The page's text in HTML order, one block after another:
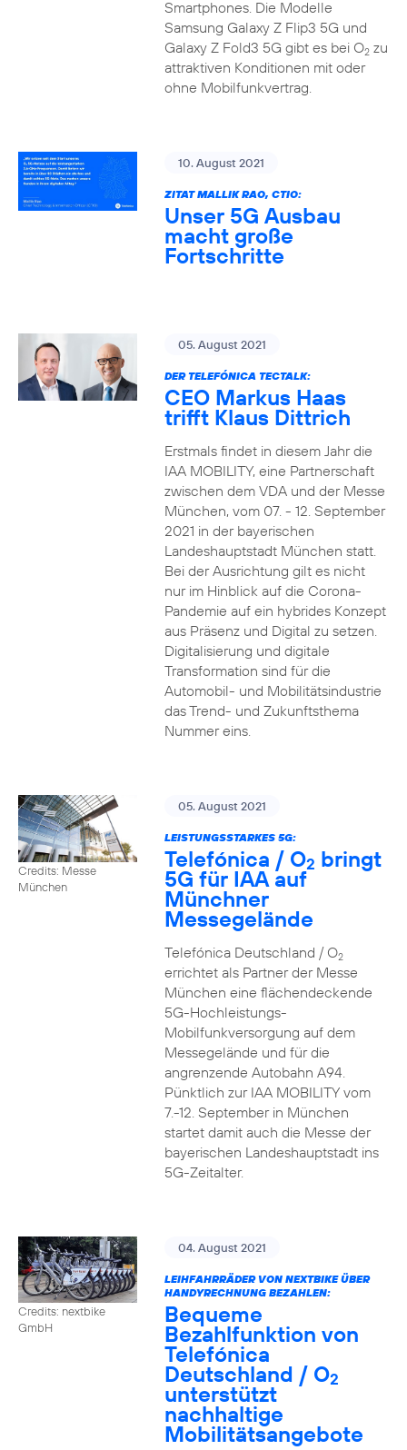
Smartphones. Die Modelle
Samsung Galaxy Z Flip3 5G und
Galaxy Z Fold3 5G gibt es bei O2zu
attraktiven Konditionen mit oder
ohne Mobilfunkvertrag.
10. August 2021
ZITAT MALLIK RAO, CTIO:
Unser 5G Ausbau
macht große
Fortschritte
05. August 2021
DER TELEFÓNICA TECTALK:
CEO Markus Haas
trifft Klaus Dittrich
Erstmals findet in diesem Jahr die
IAA MOBILITY, eine Partnerschaft
zwischen dem VDA und der Messe
München, vom 07. - 12. September
2021 in der bayerischen
Landeshauptstadt München statt.
Bei der Ausrichtung gilt es nicht
nur im Hinblick auf die Corona-
Pandemie auf ein hybrides Konzept
aus Präsenz und Digital zu setzen.
Digitalisierung und digitale
Transformation sind für die
Automobil- und Mobilitätsindustrie
das Trend- und Zukunftsthema
Nummer eins.
Credits: Messe
München
05. August 2021
LEISTUNGSSTARKES 5G:
Telefónica / O2 bringt
5G für IAA auf
Münchner
Messegelände
Telefónica Deutschland / O2
errichtet als Partner der Messe
München eine flächendeckende
5G-Hochleistungs-
Mobilfunkversorgung auf dem
Messegelände und für die
angrenzende Autobahn A94.
Pünktlich zur IAA MOBILITY vom
7.-12. September in München
startet damit auch die Messe der
bayerischen Landeshauptstadt ins
5G-Zeitalter.
Credits: nextbike
GmbH
04. August 2021
LEIHFAHRRÄDER VON NEXTBIKE ÜBER
HANDYRECHNUNG BEZAHLEN:
Bequeme
Bezahlfunktion von
Telefónica
Deutschland / O2
unterstützt
nachhaltige
Mobilitätsangebote